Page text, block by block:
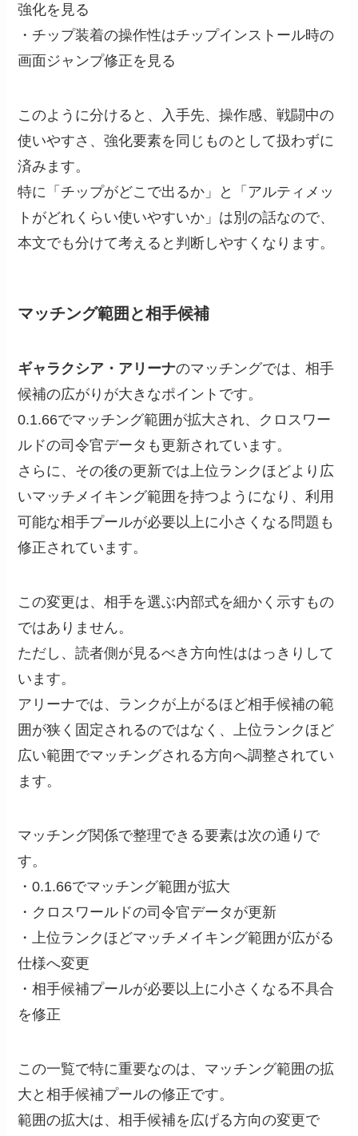
強化を見る
・チップ装着の操作性はチップインストール時の
画面ジャンプ修正を見る
このように分けると、入手先、操作感、戦闘中の
使いやすさ、強化要素を同じものとして扱わずに
済みます。
特に「チップがどこで出るか」と「アルティメッ
トがどれくらい使いやすいか」は別の話なので、
本文でも分けて考えると判断しやすくなります。
マッチング範囲と相手候補
ギャラクシア・アリーナのマッチングでは、相手
候補の広がりが大きなポイントです。
0.1.66でマッチング範囲が拡大され、クロスワー
ルドの司令官データも更新されています。
さらに、その後の更新では上位ランクほどより広
いマッチメイキング範囲を持つようになり、利用
可能な相手プールが必要以上に小さくなる問題も
修正されています。
この変更は、相手を選ぶ内部式を細かく示すもの
ではありません。
ただし、読者側が見るべき方向性ははっきりして
います。
アリーナでは、ランクが上がるほど相手候補の範
囲が狭く固定されるのではなく、上位ランクほど
広い範囲でマッチングされる方向へ調整されてい
ます。
マッチング関係で整理できる要素は次の通りで
す。
・0.1.66でマッチング範囲が拡大
・クロスワールドの司令官データが更新
・上位ランクほどマッチメイキング範囲が広がる
仕様へ変更
・相手候補プールが必要以上に小さくなる不具合
を修正
この一覧で特に重要なのは、マッチング範囲の拡
大と相手候補プールの修正です。
範囲の拡大は、相手候補を広げる方向の変更で